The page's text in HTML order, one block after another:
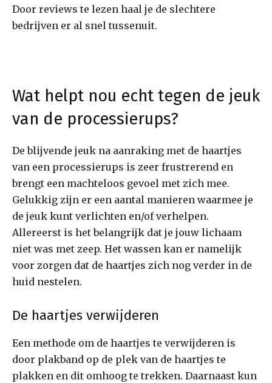
Door reviews te lezen haal je de slechtere
bedrijven er al snel tussenuit.
Wat helpt nou echt tegen de jeuk
van de processierups?
De blijvende jeuk na aanraking met de haartjes
van een processierups is zeer frustrerend en
brengt een machteloos gevoel met zich mee.
Gelukkig zijn er een aantal manieren waarmee je
de jeuk kunt verlichten en/of verhelpen.
Allereerst is het belangrijk dat je jouw lichaam
niet was met zeep. Het wassen kan er namelijk
voor zorgen dat de haartjes zich nog verder in de
huid nestelen.
De haartjes verwijderen
Een methode om de haartjes te verwijderen is
door plakband op de plek van de haartjes te
plakken en dit omhoog te trekken. Daarnaast kun